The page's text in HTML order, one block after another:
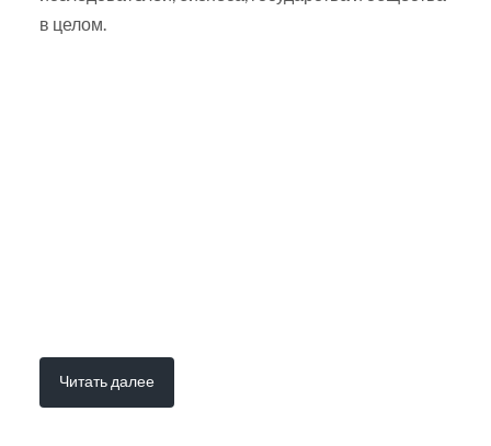
в целом.
Читать далее